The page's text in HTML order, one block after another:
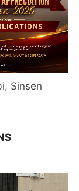
Sinsen